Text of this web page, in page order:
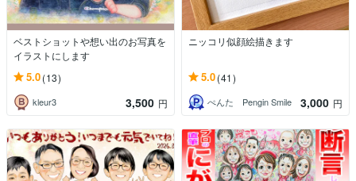
ベストショットや想い出のお写真を
イラストにします
5.0(13)
kleur3 3,500 円
ニッコリ似顔絵描きます
5.0(41)
ぺんた Pengin Smile 3,000 円